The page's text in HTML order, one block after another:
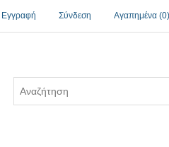
Εγγραφή Σύνδεση Αγαπημένα (0)